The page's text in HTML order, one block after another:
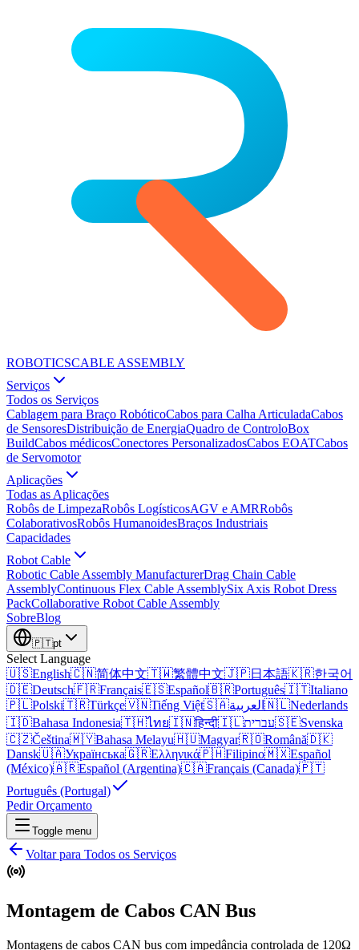
ROBOTICSCABLE ASSEMBLY
Serviços
Todos os Serviços
Cablagem para Braço RobóticoCabos para Calha ArticuladaCabos
de SensoresDistribuição de EnergiaQuadro de ControloBox
BuildCabos médicosConectores PersonalizadosCabos EOATCabos
de Servomotor
Aplicações
Todas as Aplicações
Robôs de LimpezaRobôs LogísticosAGV e AMRRobôs
ColaborativosRobôs HumanoidesBraços Industriais
Capacidades
Robot Cable
Robotic Cable Assembly ManufacturerDrag Chain Cable
AssemblyContinuous Flex Cable AssemblySix Axis Robot Dress
PackCollaborative Robot Cable Assembly
SobreBlog
🇵🇹pt
Select Language
🇺🇸English🇨🇳简体中文🇹🇼繁體中文🇯🇵日本語🇰🇷한국어
🇩🇪Deutsch🇫🇷Français🇪🇸Español🇧🇷Português🇮🇹Italiano
🇵🇱Polski🇹🇷Türkçe🇻🇳Tiếng Việt🇸🇦العربية 🇳🇱Nederlands
🇮🇩Bahasa Indonesia🇹🇭ไทย🇮🇳हिन्दी🇮🇱עברית🇸🇪Svenska
🇨🇿Čeština🇲🇾Bahasa Melayu🇭🇺Magyar🇷🇴Română🇩🇰
Dansk🇺🇦Українська🇬🇷Ελληνικά🇵🇭Filipino🇲🇽Español
(México)🇦🇷Español (Argentina)🇨🇦Français (Canada)🇵🇹
Português (Portugal)
Pedir Orçamento
Toggle menu
Voltar para Todos os Serviços
Montagem de Cabos CAN Bus
Montagens de cabos CAN bus com impedância controlada de 120Ω